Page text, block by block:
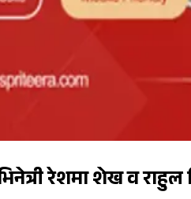
रेशमा शेख व